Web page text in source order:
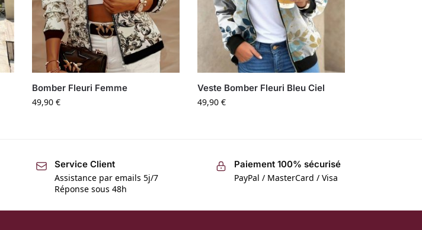
Bomber Fleuri Femme
49,90€
Veste Bomber Fleuri Bleu Ciel
49,90€
Service Client
Assistance par emails 5j/7
Réponse sous 48h
Paiement 100% sécurisé
PayPal / MasterCard / Visa